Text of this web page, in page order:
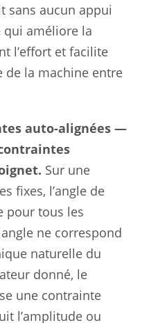
sans aucun appui
qui améliore la
l’effort et facilite
de la machine entre
auto-alignées —
Sur une
fixes, l’angle de
pour tous les
ne correspond
naturelle du
donné, le
une contrainte
l’amplitude ou